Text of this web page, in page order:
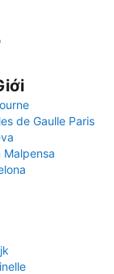
de Gaulle Paris
Malpensa